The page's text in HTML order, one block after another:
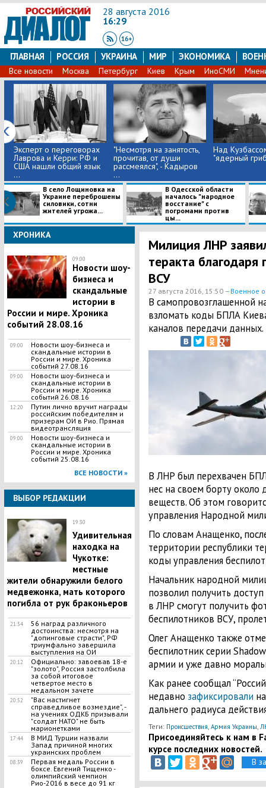
28 августа 2016
16:29
ГЛАВНАЯ РОССИЯ УКРАИНА МИР ЭКОНОМИКА
Все новости Москва Петербург Киев Крым ИноСМИ
Эксперт о переговорах
Лаврова и Керри: РФ и
США нашли общий язык
...
"Несмотря на занятость,
прочитав, от души
рассмеялся", - Кадыров
...
Над
"ядерный
В село Лощиновка на
Украине переброшены
силовики, сотни
жителей угрожа...
В Одесской области
началось "народное
восстание" с
погромами против
цы...
ХРОНИКА
09:00
Новости шоу-
бизнеса и
скандальные
истории в
России и мире. Хроника
событий 28.08.16
09:00
Новости шоу-бизнеса и
скандальные истории в
России и мире. Хроника
событий 27.08.16
09:00
Новости шоу-бизнеса и
скандальные истории в
России и мире. Хроника
событий 26.08.16
12:20
Путин лично вручит награды
российским победителям и
призерам ОИ в Рио. Прямая
видеотрансляция
09:00
Новости шоу-бизнеса и
скандальные истории в
России и мире. Хроника
событий 25.08.16
ВСЕ НОВОСТИ »
ВЫБОР РЕДАКЦИИ
19:30
​Удивительная
находка на
Чукотке:
местные
жители обнаружили белого
медвежонка, мать которого
погибла от рук браконьеров
21:34
56 наград различного
достоинства: несмотря на
"допинговые страсти", РФ
триумфально завершила
выступления на ОИ
20:12
Официально: завоевав 18-е
"золото", Россия застолбила
за собой итоговое
четвертое место в
медальном зачете
20:52
"Вас настигнет
справедливое возмездие", -
на учениях ОДКБ призывали
"солдат НАТО" не быть
марионетками
17:44
В МИД Турции назвали
Запад причиной многих
украинских проблем
08:39
Первая медаль России в
боксе. Евгений Тищенко -
олимпийский чемпион
Рио-2016 в весе до 91 кг
Милиция ЛНР
теракта благодаря
ВСУ
27 августа 2016, 15:50 —Военное
В самопровозглашенной
взломать коды БПЛА
каналов передачи данных.
В ЛНР был перехвачен
нес на своем борту
веществ. Об этом
управления Народной
По словам Анащенко,
территории республики
коды управления
Начальник народной
позволил получить
в ЛНР смогут получить
беспилотников ВСУ,
Олег Анащенко также
беспилотник серии
армии и уже давно
Как ранее сообщал
недавно зафиксировали
дальнего радиуса
Теги: Происшествия Армия Украины
Присоединяйтесь к нам в
курсе последних новостей.
В